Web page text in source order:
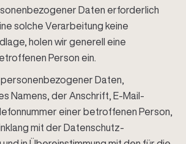
Daten erforderlich
solche Verarbeitung keine
holen wir generell eine
Person ein.
Daten,
Namens, der Anschrift, E-Mail-
einer betroffenen Person,
mit der Datenschutz-